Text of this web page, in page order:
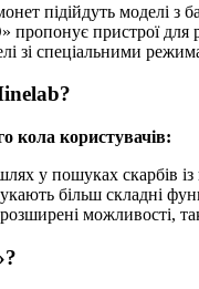
підійдуть моделі з
пристрої для
зі спеціальними
кола користувачів:
у пошуках скарбів
більш складні
можливості,